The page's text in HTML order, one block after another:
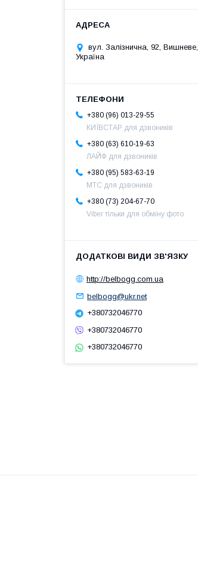
вул. Залізнична, 92, Вишневе,
Україна
+380 (96) 013-29-55
КИЇВСТАР для дзвоників
+380 (63) 610-19-63
ЛАЙФ для дзвоників
+380 (95) 583-63-19
МТС для дзвоників
+380 (73) 204-67-70
Viber тільки для обміну фото
http://belbogg.com.ua
belbogg@ukr.net
+380732046770
+380732046770
+380732046770